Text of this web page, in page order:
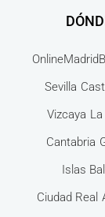
OnlineMadrid
Sevilla
Vizcaya
Cantabria
Islas
Ciudad Real